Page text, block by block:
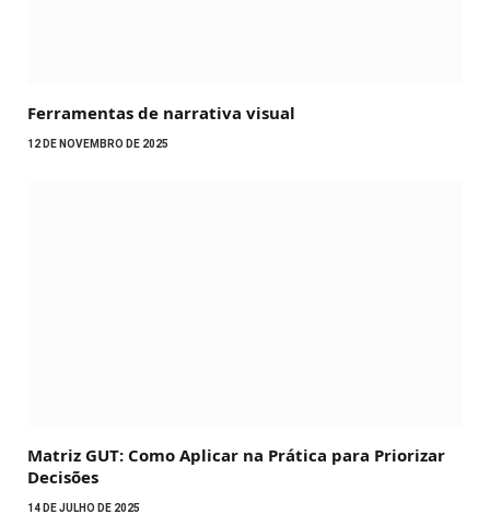
Ferramentas de narrativa visual
12 DE NOVEMBRO DE 2025
Matriz GUT: Como Aplicar na Prática para Priorizar
Decisões
14 DE JULHO DE 2025